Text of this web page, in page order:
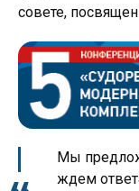
совете,
Мы
ждем